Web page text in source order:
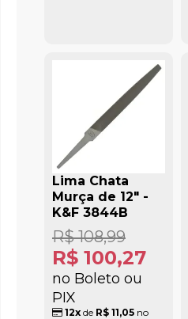
Lima Chata
Murça de 12" -
K&F 3844B
R$ 100,27
no Boleto ou
PIX
R$ 108,99
12x de R$ 11,05 no